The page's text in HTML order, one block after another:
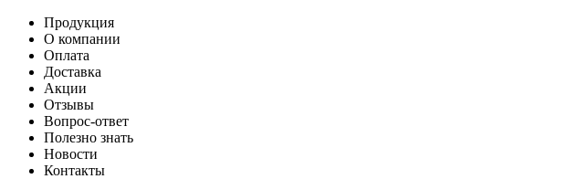
Продукция
О компании
Оплата
Доставка
Акции
Отзывы
Вопрос-ответ
Полезно знать
Новости
Контакты